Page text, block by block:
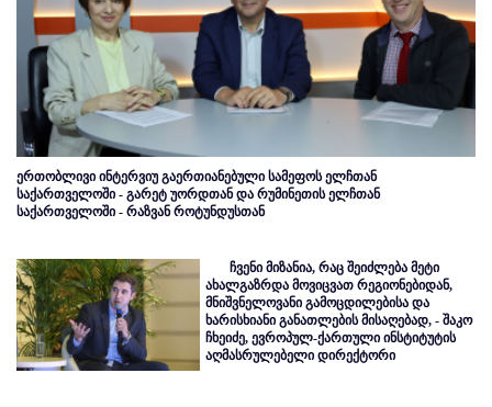
ერთობლივი ინტერვიუ გაერთიანებული სამეფოს ელჩთან
საქართველოში - გარეტ უორდთან და რუმინეთის ელჩთან
საქართველოში - რაზვან როტუნდუსთან
ჩვენი მიზანია, რაც შეიძლება მეტი
ახალგაზრდა მოვიცვათ რეგიონებიდან,
მნიშვნელოვანი გამოცდილებისა და
ხარისხიანი განათლების მისაღებად, - შაკო
ჩხეიძე, ევროპულ-ქართული ინსტიტუტის
აღმასრულებელი დირექტორი